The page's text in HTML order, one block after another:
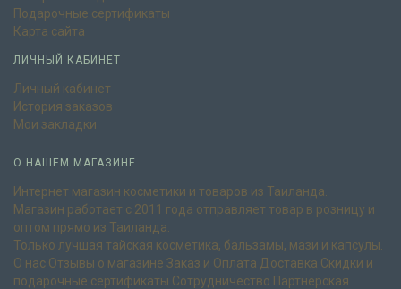
Подарочные сертификаты
Карта сайта
ЛИЧНЫЙ КАБИНЕТ
Личный кабинет
История заказов
Мои закладки
О НАШЕМ МАГАЗИНЕ
Интернет магазин косметики и товаров из Таиланда.
Магазин работает с 2011 года отправляет товар в розницу и
оптом прямо из Таиланда.
Только лучшая тайская косметика, бальзамы, мази и капсулы.
О нас Отзывы о магазине Заказ и Оплата Доставка Скидки и
подарочные сертификаты Сотрудничество Партнёрская